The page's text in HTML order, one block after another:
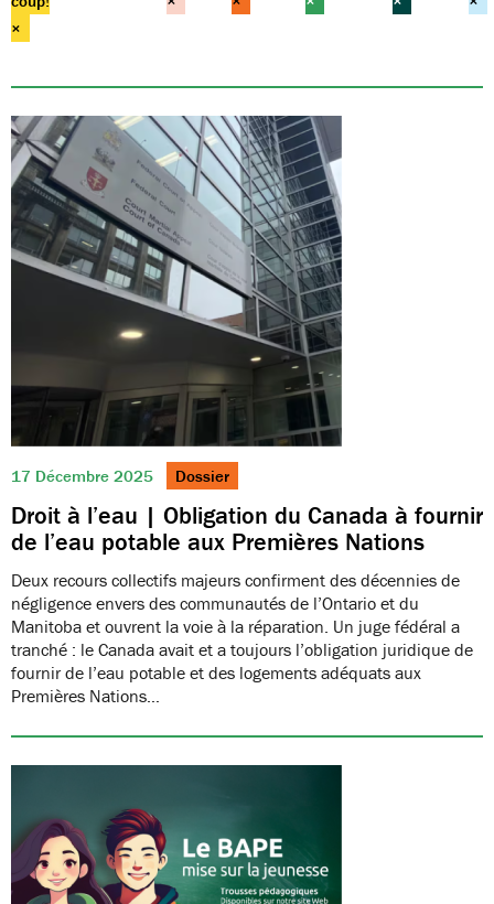
17 Décembre 2025 Dossier
Droit à l’eau | Obligation du Canada à fournir
de l’eau potable aux Premières Nations
Deux recours collectifs majeurs confirment des décennies de
négligence envers des communautés de l’Ontario et du
Manitoba et ouvrent la voie à la réparation. Un juge fédéral a
tranché : le Canada avait et a toujours l’obligation juridique de
fournir de l’eau potable et des logements adéquats aux
Premières Nations…
×